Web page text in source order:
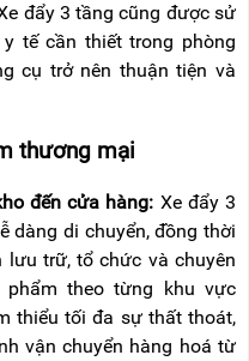
đẩy 3 tầng cũng được sử
tế cần thiết trong phòng
cụ trở nên thuận tiện và
thương mại
đến cửa hàng: Xe đẩy 3
dàng di chuyển, đồng thời
trữ, tổ chức và chuyên
theo từng khu vực
thiểu tối đa sự thất thoát,
vận chuyển hàng hoá từ